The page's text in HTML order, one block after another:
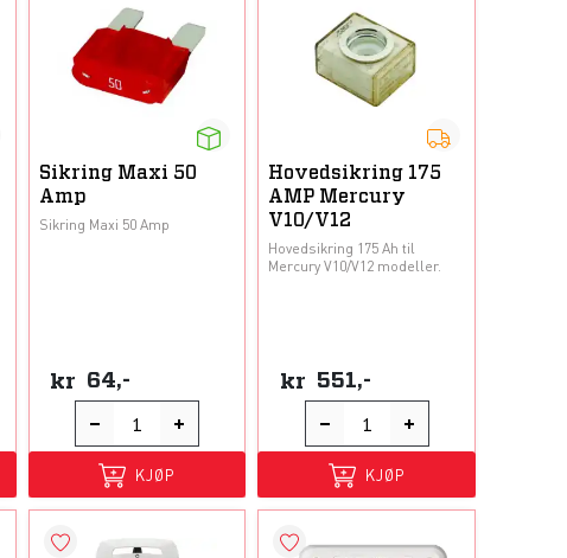
Sikring Maxi 50
Amp
Sikring Maxi 50 Amp
kr 64,-
KJØP
Hovedsikring 175
AMP Mercury
V10/V12
Hovedsikring 175 Ah til
Mercury V10/V12 modeller.
kr 551,-
KJØP